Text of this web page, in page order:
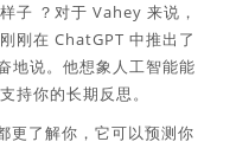
子 ？对于 Vahey 来说，
刚在 ChatGPT 中推出了
地说。他想象人工智能能
持你的长期反思。
更了解你，它可以预测你